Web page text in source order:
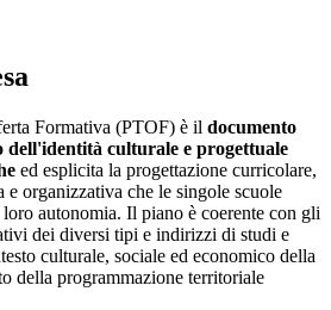
Formativa (PTOF) è il documento
dell'identità culturale e progettuale
ed esplicita la progettazione curricolare,
e organizzativa che le singole scuole
autonomia. Il piano è coerente con gli
dei diversi tipi e indirizzi di studi e
culturale, sociale ed economico della
della programmazione territoriale